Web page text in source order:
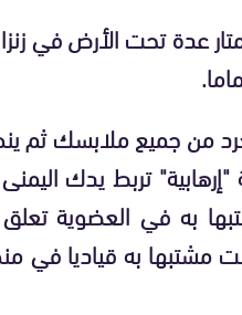
عدة تحت الأرض في
من جميع ملابسك ثم
تربط يدك
به في العضوية
مشتبها به قياديا